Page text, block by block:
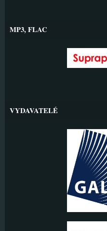
MP3, FLAC
VYDAVATELÉ